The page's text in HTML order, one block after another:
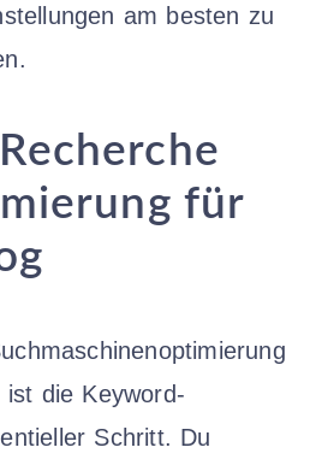
am besten zu
für
die Keyword-
Schritt. Du